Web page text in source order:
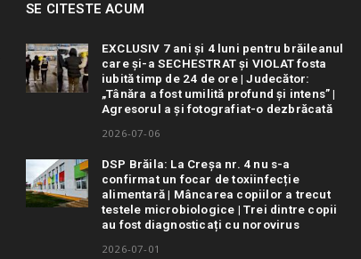
SE CITESTE ACUM
EXCLUSIV 7 ani și 4 luni pentru brăileanul
care și-a SECHESTRAT și VIOLAT fosta
iubită timp de 24 de ore | Judecător:
„Tânăra a fost umilită profund și intens” |
Agresorul a și fotografiat-o dezbrăcată
2026-07-06
DSP Brăila: La Creșa nr. 4 nu s-a
confirmat un focar de toxiinfecție
alimentară | Mâncarea copiilor a trecut
testele microbiologice | Trei dintre copii
au fost diagnosticați cu norovirus
2026-07-01